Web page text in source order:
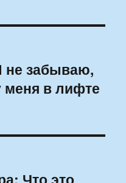
не забываю,
меня в лифте
Что это